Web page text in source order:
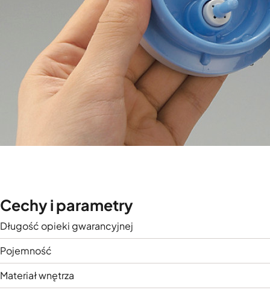
Cechy i parametry
Długość opieki gwarancyjnej
Pojemność
Materiał wnętrza